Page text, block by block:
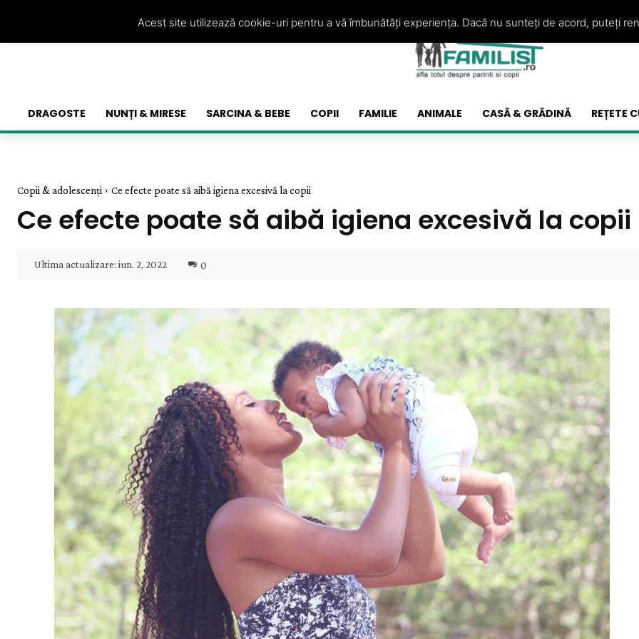
DRAGOSTE NUNȚI & MIRESE SARCINA & BEBE COPII FAMILIE ANIMALE CASĂ & GRĂDINĂ REȚETE
Copii & adolescenți Ce efecte poate să aibă igiena excesivă la copii
Ce efecte poate să aibă igiena excesivă la copii
Ultima actualizare: iun. 2, 2022 0
Acest site utilizează cookie-uri pentru a vă îmbunătăți experiența. Dacă nu sunteți de acord, puteți